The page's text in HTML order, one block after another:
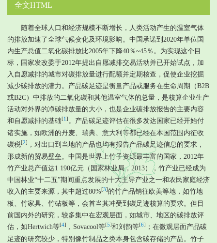
全文HTML
随着全球人口和经济规模不断增长，人类活动产生的温室气体
的排放加速了全球气候变化及环境影响。中国承诺到2020年单位国
内生产总值二氧化碳排放比2005年下降40％~45％。为实现这个目
标，国家发改委于2012年提出自愿减排交易活动并已开始试点，加
入自愿减排的城市对碳排放量进行配额并定期核查，促使企业挖掘
减少碳排放的潜力。产品碳足迹是衡量产品或服务在生命周期（B2B
或B2C）中排放的二氧化碳和其他温室气体的总量，是核算企业生产
活动对外界的净碳排放量的大小，也是企业碳排放报告的主要内容
和自愿减排的基础[1 ] 。产品碳足迹评估在很多发达国家已经开始付
诸实施，如欧洲的丹麦、瑞典、意大利等都已经在本国范围内征收
碳税[2]
，对出口到当地的产品也均有报告产品碳足迹信息的要求，
形成新的贸易壁垒。中国是世界上竹子资源最丰富的国家，2012年
竹产业总产值达1 190亿元（国家林业局，2013），竹产业已经成为
中国林业“十二五”期间重点发展的十大主导产业之一和农民家庭经济
收入的主要来源，其中超过80%[3] 的竹产品销往欧美等地，如竹地
板、竹家具、竹砧板等，会首当其冲受到碳足迹核算的要求。但目
前国内外的研究，较多集中在宏观层面，如城市、地区的碳排放评
估，如Hertwich等[4] ，Sovacool等[5]和刘韵等[6]
；在微观层面产品碳
足迹的研究较少，特别像竹制品之类本身包含碳存储的产品。竹子